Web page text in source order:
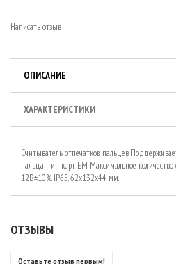
Написать отзыв
ОПИСАНИЕ
ХАРАКТЕРИСТИКИ
Считыватель отпечатков пальцев.
пальца; тип карт EM. Максимальное
12В±10%. IP65. 62х132х44 мм.
ОТЗЫВЫ
Оставьте отзыв первым!